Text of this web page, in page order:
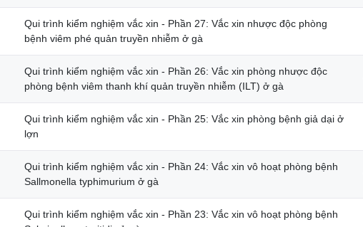
Qui trình kiểm nghiệm vắc xin - Phần 27: Vắc xin nhược độc phòng
bệnh viêm phé quản truyền nhiễm ở gà
Qui trình kiểm nghiệm vắc xin - Phần 26: Vắc xin phòng nhược độc
phòng bệnh viêm thanh khí quản truyền nhiễm (ILT) ở gà
Qui trình kiểm nghiệm vắc xin - Phần 25: Vắc xin phòng bệnh giả dại ở
lợn
Qui trình kiểm nghiệm vắc xin - Phần 24: Vắc xin vô hoạt phòng bệnh
Sallmonella typhimurium ở gà
Qui trình kiểm nghiệm vắc xin - Phần 23: Vắc xin vô hoạt phòng bệnh